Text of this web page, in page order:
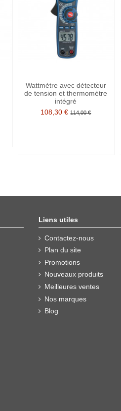
Wattmètre avec détecteur
de tension et thermomètre
intégré
108,30 € 114,00 €
Liens utiles
Contactez-nous
Plan du site
Promotions
Nouveaux produits
Meilleures ventes
Nos marques
Blog